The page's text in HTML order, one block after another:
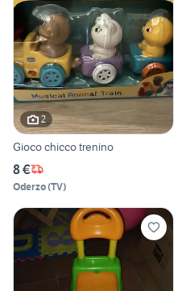
2
Gioco chicco trenino
8 €
Oderzo(TV)